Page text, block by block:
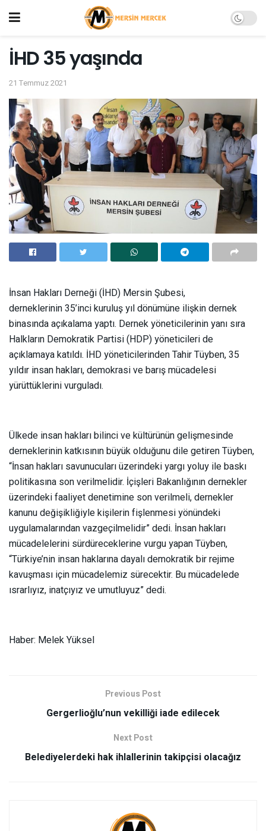
İHD 35 yaşında
21 Temmuz 2021
İnsan Hakları Derneği (İHD) Mersin Şubesi,
derneklerinin 35’inci kuruluş yıl dönümüne ilişkin dernek
binasında açıkalama yaptı. Dernek yöneticilerinin yanı sıra
Halkların Demokratik Partisi (HDP) yöneticileri de
açıklamaya katıldı. İHD yöneticilerinden Tahir Tüyben, 35
yıldır insan hakları, demokrasi ve barış mücadelesi
yürüttüklerini vurguladı.
Ülkede insan hakları bilinci ve kültürünün gelişmesinde
derneklerinin katkısının büyük olduğunu dile getiren Tüyben,
“İnsan hakları savunucuları üzerindeki yargı yoluy ile baskı
politikasına son verilmelidir. İçişleri Bakanlığının dernekler
üzerindeki faaliyet denetimine son verilmeli, dernekler
kanunu değişikliğiyle kişilerin fişlenmesi yönündeki
uygulamalarından vazgeçilmelidir” dedi. İnsan hakları
mücadelelerini sürdüreceklerine vurgu yapan Tüyben,
“Türkiye’nin insan haklarına dayalı demokratik bir rejime
kavuşması için mücadelemiz sürecektir. Bu mücadelede
ısrarlıyız, inatçıyız ve umutluyuz” dedi.
Haber: Melek Yüksel
Previous Post
Gergerlioğlu’nun vekilliği iade edilecek
Next Post
Belediyelerdeki hak ihlallerinin takipçisi olacağız